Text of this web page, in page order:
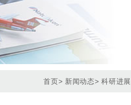
首页> 新闻动态>科研进展